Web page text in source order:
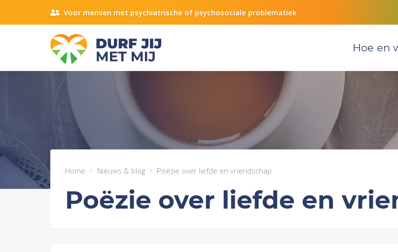
Voor mensen met psychiatrische of psychosociale problematiek
Hoe en
Home Nieuws & blog Poëzie over liefde en vriendschap
Poëzie over liefde en